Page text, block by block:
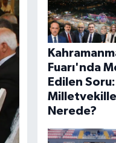
Fuarı'nda
Edilen Soru:
Nerede?